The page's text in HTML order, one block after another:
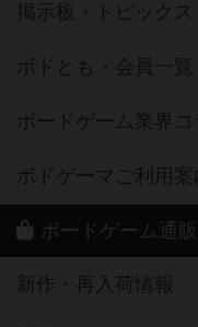
掲示板・トピックス
ボドとも・会員一覧
ボードゲーム業界コ
ボドゲーマご利用案
ボードゲーム通販
新作・再入荷情報